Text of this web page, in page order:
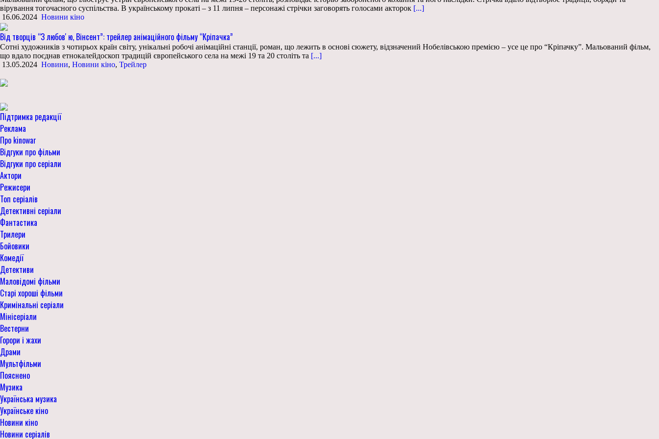
вірування тогочасного суспільства. В українському прокаті – з 11 липня – персонажі стрічки заговорять голосами акторок [...]
16.06.2024 Новини кіно
Від творців “З любовʼю, Вінсент”: трейлер анімаційного фільму “Кріпачка”
Сотні художників з чотирьох країн світу, унікальні робочі анімаційні станції, роман, що лежить в основі сюжету, відзначений Нобелівською премією – усе це про “Кріпачку”. Мальований фільм,
що вдало поєднав етнокалейдоскоп традицій європейського села на межі 19 та 20 століть та [...]
13.05.2024 Новини, Новини кіно, Трейлер
Підтримка редакції
Реклама
Про kinowar
Відгуки про фільми
Відгуки про серіали
Актори
Режисери
Топ серіалів
Детективні серіали
Фантастика
Трилери
Бойовики
Комедії
Детективи
Маловідомі фільми
Старі хороші фільми
Кримінальні серіали
Мінісеріали
Вестерни
Горори і жахи
Драми
Мультфільми
Пояснено
Музика
Українська музика
Українське кіно
Новини кіно
Новини серіалів